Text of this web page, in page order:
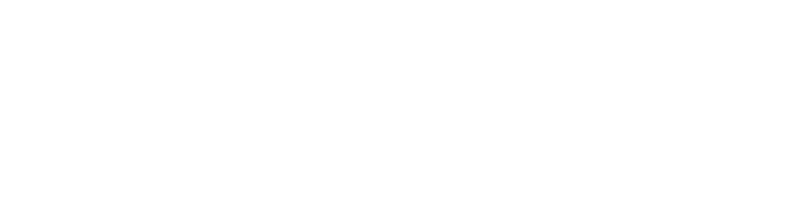
SC — купить в СПб по выгодной цене